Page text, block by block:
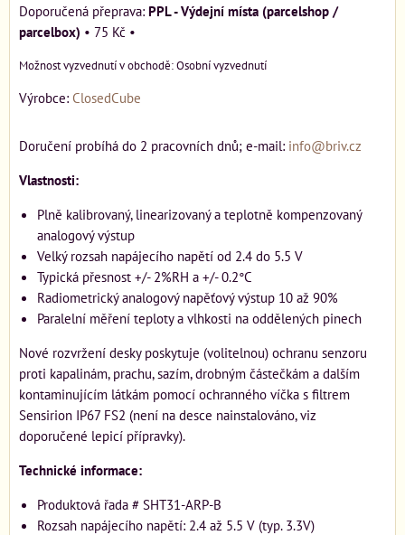
PPL - Výdejní místa (parcelshop /
parcelbox) • 75 Kč •
Osobní vyzvednutí
Výrobce: ClosedCube
Doručení probíhá do 2 pracovních dnů; e-mail: info@briv.cz
Vlastnosti:
Plně kalibrovaný, linearizovaný a teplotně kompenzovaný
analogový výstup
Velký rozsah napájecího napětí od 2.4 do 5.5 V
Typická přesnost +/- 2%RH a +/- 0.2°C
Radiometrický analogový napěťový výstup 10 až 90%
Paralelní měření teploty a vlhkosti na oddělených pinech
Nové rozvržení desky poskytuje (volitelnou) ochranu senzoru
proti kapalinám, prachu, sazím, drobným částečkám a dalším
kontaminujícím látkám pomocí ochranného víčka s filtrem
Sensirion IP67 FS2 (není na desce nainstalováno, viz
doporučené lepicí přípravky).
Technické informace:
Produktová řada # SHT31-ARP-B
Rozsah napájecího napětí: 2.4 až 5.5 V (typ. 3.3V)